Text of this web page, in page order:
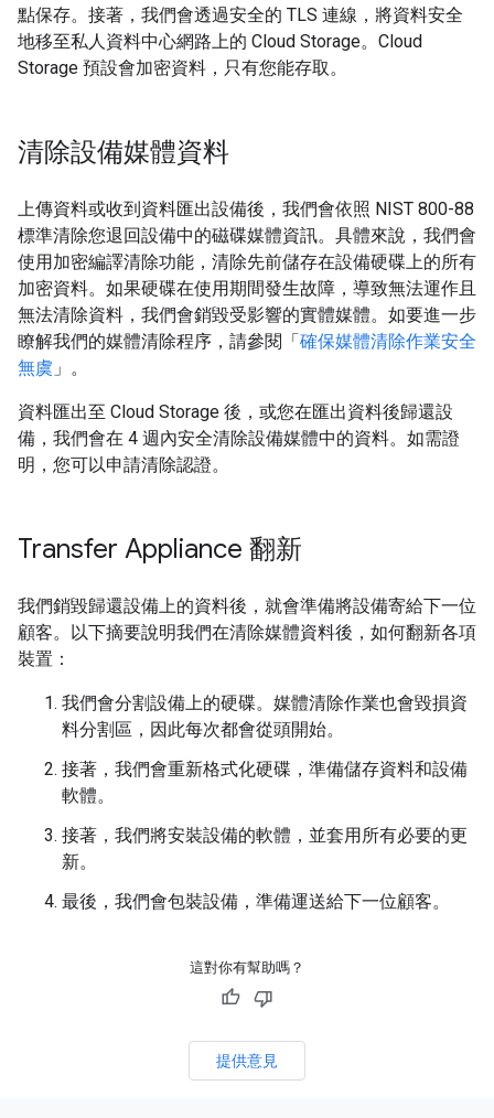
點保存。接著，我們會透過安全的 TLS 連線，將資料安全
地移至私人資料中心網路上的 Cloud Storage。Cloud
Storage 預設會加密資料，只有您能存取。
清除設備媒體資料
上傳資料或收到資料匯出設備後，我們會依照 NIST 800-88
標準清除您退回設備中的磁碟媒體資訊。具體來說，我們會
使用加密編譯清除功能，清除先前儲存在設備硬碟上的所有
加密資料。如果硬碟在使用期間發生故障，導致無法運作且
無法清除資料，我們會銷毀受影響的實體媒體。如要進一步
瞭解我們的媒體清除程序，請參閱「確保媒體清除作業安全
無虞 」。
資料匯出至 Cloud Storage 後，或您在匯出資料後歸還設
備，我們會在 4 週內安全清除設備媒體中的資料。如需證
明，您可以申請清除認證。
Transfer Appliance 翻新
我們銷毀歸還設備上的資料後，就會準備將設備寄給下一位
顧客。以下摘要說明我們在清除媒體資料後，如何翻新各項
裝置：
我們會分割設備上的硬碟。媒體清除作業也會毀損資
料分割區，因此每次都會從頭開始。
接著，我們會重新格式化硬碟，準備儲存資料和設備
軟體。
接著，我們將安裝設備的軟體，並套用所有必要的更
新。
最後，我們會包裝設備，準備運送給下一位顧客。
這對你有幫助嗎？
提供意見